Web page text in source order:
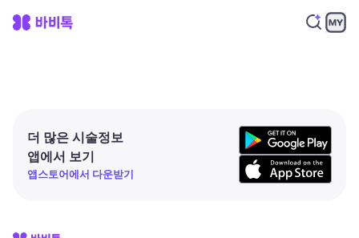
더 많은 시술정보
앱에서 보기
앱스토어에서 다운받기